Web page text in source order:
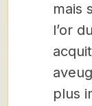
mais
l’or
plus